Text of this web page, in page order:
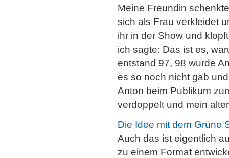
Meine Freundin
sich als Frau verkleidet
ihr in der Show und
ich sagte: Das ist es,
entstand 97, 98 wurde
es so noch nicht gab
Anton beim Publikum
verdoppelt und mein
Die Idee mit dem Grüne
Auch das ist eigentlich
zu einem Format